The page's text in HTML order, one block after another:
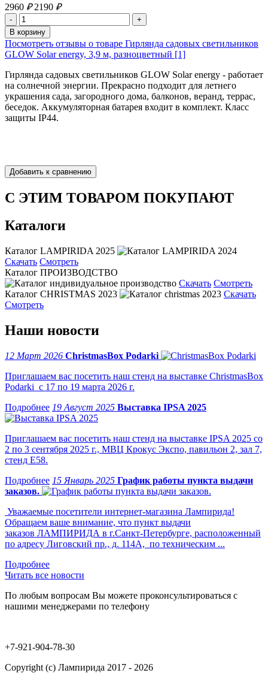
2960 ₽ 2190 ₽
Посмотреть отзывы о товаре Гирлянда садовых светильников
GLOW Solar energy, 3,9 м, разноцветный [1]
Гирлянда садовых светильников GLOW Solar energy - работает
на солнечной энергии. Прекрасно подходит для летнего
украшения сада, загородного дома, балконов, веранд, террас,
беседок. Аккумуляторная батарея входит в комплект. Класс
защиты IP44.
С ЭТИМ ТОВАРОМ ПОКУПАЮТ
Каталоги
Каталог LAMPIRIDA 2025
Скачать Смотреть
Каталог ПРОИЗВОДСТВО
Скачать Смотреть
Каталог CHRISTMAS 2023
Скачать
Смотреть
Наши новости
12 Март 2026 ChristmasBox Podarki
Приглашаем вас посетить наш стенд на выставке ChristmasBox
Podarki с 17 по 19 марта 2026 г.
19 Август 2025 Выставка IPSA 2025
Приглашаем вас посетить наш стенд на выставке IPSA 2025 со
2 по 3 сентября 2025 г., МВЦ Крокус Экспо, павильон 2, зал 7,
стенд Е58.
15 Январь 2025 График работы пункта выдачи
заказов.
Уважаемые посетители интернет-магазина Лампирида!
Обращаем ваше внимание, что пункт выдачи
заказов ЛАМПИРИДА в г.Санкт-Петербурге, расположенный
по адресу Лиговский пр., д. 114А, по техническим ...
Читать все новости
По любым вопросам Вы можете проконсультироваться с
нашими менеджерами по телефону
+7-921-904-78-30
Copyright (c) Лампирида 2017 - 2026